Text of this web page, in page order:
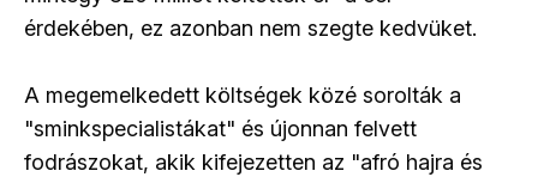
érdekében, ez azonban nem szegte kedvüket.
A megemelkedett költségek közé sorolták a
"sminkspecialistákat" és újonnan felvett
fodrászokat, akik kifejezetten az "afró hajra és